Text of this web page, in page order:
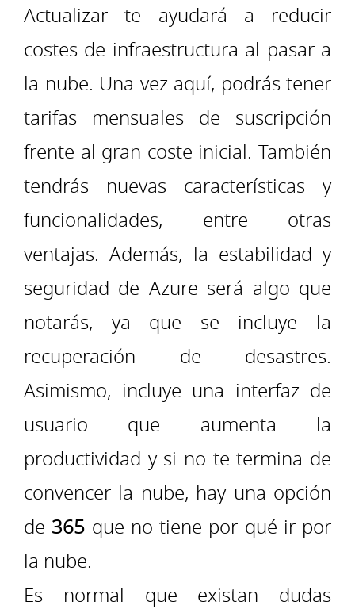
Actualizar te ayudará a reducir
costes de infraestructura al pasar a
la nube. Una vez aquí, podrás tener
tarifas mensuales de suscripción
frente al gran coste inicial. También
tendrás nuevas características y
funcionalidades, entre otras
ventajas. Además, la estabilidad y
seguridad de Azure será algo que
notarás, ya que se incluye la
recuperación de desastres.
Asimismo, incluye una interfaz de
usuario que aumenta la
productividad y si no te termina de
convencer la nube, hay una opción
de 365 que no tiene por qué ir por
la nube.
Es normal que existan dudas